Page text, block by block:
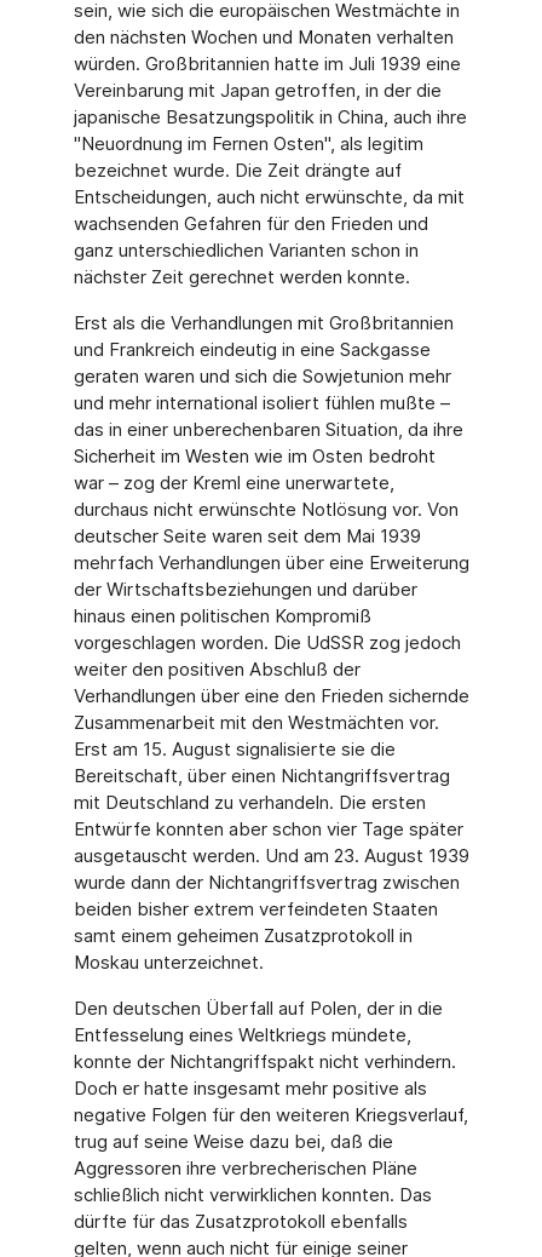
sein, wie sich die europäischen Westmächte in
den nächsten Wochen und Monaten verhalten
würden. Großbritannien hatte im Juli 1939 eine
Vereinbarung mit Japan getroffen, in der die
japanische Besatzungspolitik in China, auch ihre
"Neuordnung im Fernen Osten", als legitim
bezeichnet wurde. Die Zeit drängte auf
Entscheidungen, auch nicht erwünschte, da mit
wachsenden Gefahren für den Frieden und
ganz unterschiedlichen Varianten schon in
nächster Zeit gerechnet werden konnte.
Erst als die Verhandlungen mit Großbritannien
und Frankreich eindeutig in eine Sackgasse
geraten waren und sich die Sowjetunion mehr
und mehr international isoliert fühlen mußte –
das in einer unberechenbaren Situation, da ihre
Sicherheit im Westen wie im Osten bedroht
war – zog der Kreml eine unerwartete,
durchaus nicht erwünschte Notlösung vor. Von
deutscher Seite waren seit dem Mai 1939
mehrfach Verhandlungen über eine Erweiterung
der Wirtschaftsbeziehungen und darüber
hinaus einen politischen Kompromiß
vorgeschlagen worden. Die UdSSR zog jedoch
weiter den positiven Abschluß der
Verhandlungen über eine den Frieden sichernde
Zusammenarbeit mit den Westmächten vor.
Erst am 15. August signalisierte sie die
Bereitschaft, über einen Nichtangriffsvertrag
mit Deutschland zu verhandeln. Die ersten
Entwürfe konnten aber schon vier Tage später
ausgetauscht werden. Und am 23. August 1939
wurde dann der Nichtangriffsvertrag zwischen
beiden bisher extrem verfeindeten Staaten
samt einem geheimen Zusatzprotokoll in
Moskau unterzeichnet.
Den deutschen Überfall auf Polen, der in die
Entfesselung eines Weltkriegs mündete,
konnte der Nichtangriffspakt nicht verhindern.
Doch er hatte insgesamt mehr positive als
negative Folgen für den weiteren Kriegsverlauf,
trug auf seine Weise dazu bei, daß die
Aggressoren ihre verbrecherischen Pläne
schließlich nicht verwirklichen konnten. Das
dürfte für das Zusatzprotokoll ebenfalls
gelten, wenn auch nicht für einige seiner